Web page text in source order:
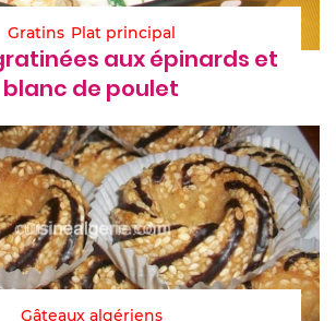
Gratins Plat principal
aux épinards et
blanc de poulet
Gâteaux algériens